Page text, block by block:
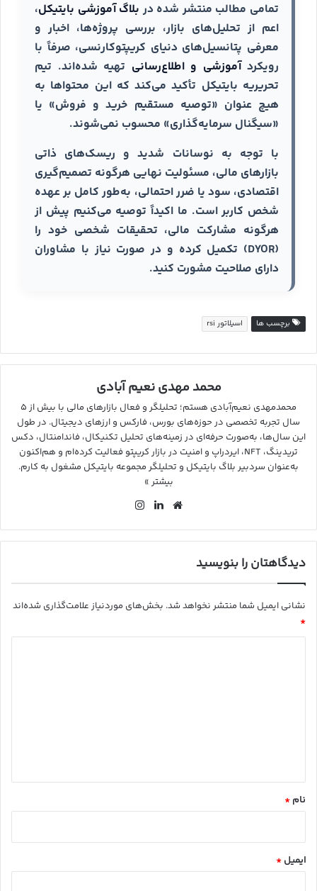
تمامی مطالب منتشر شده در بلاگ آموزشی بایتیکل،
اعم از تحلیل‌های بازار، بررسی پروژه‌ها، اخبار و
معرفی پتانسیل‌های دنیای کریپتوکارنسی، صرفاً با
رویکردآموزشی و اطلاع‌رسانی تهیه شده‌اند. تیم
تحریریه بایتیکل تأکید می‌کند که این محتواها به
هیچ عنوان «توصیه مستقیم خرید و فروش» یا
«سیگنال سرمایه‌گذاری» محسوب نمی‌شوند.
با توجه به نوسانات شدید و ریسک‌های ذاتی
بازارهای مالی، مسئولیت نهایی هرگونه تصمیم‌گیری
اقتصادی، سود یا ضرر احتمالی، به‌طور کامل بر عهده
شخص کاربر است. ما اکیداً توصیه می‌کنیم پیش از
هرگونه مشارکت مالی، تحقیقات شخصی خود را
(DYOR) تکمیل کرده و در صورت نیاز با مشاوران
دارای صلاحیت مشورت کنید.
برچسب ها اسیلاتور rsi
محمد مهدی نعیم آبادی
محمدمهدی نعیم‌آبادی هستم؛ تحلیلگر و فعال بازارهای مالی با بیش از ۵
سال تجربه تخصصی در حوزه‌های بورس، فارکس و ارزهای دیجیتال. در طول
این سال‌ها، به‌صورت حرفه‌ای در زمینه‌های تحلیل تکنیکال، فاندامنتال، دکس
تریدینگ، NFT، ایردراپ و امنیت در بازار کریپتو فعالیت کرده‌ام و هم‌اکنون
به‌عنوان سردبیر بلاگ بایتیکل و تحلیلگر مجموعه بایتیکل مشغول به کارم.
بیشتر »
وب
ت
لین
ین گرا
دیدگاهتان را بنویسید
نشانی ایمیل شما منتشر نخواهد شد. بخش‌های موردنیاز علامت‌گذاری شده‌اند
*
نام *
ایمیل *